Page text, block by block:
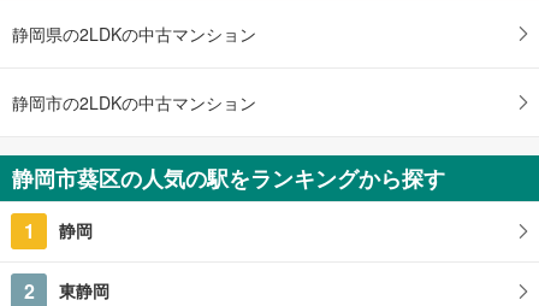
静岡県の2LDKの中古マンション
静岡市の2LDKの中古マンション
静岡市葵区の人気の駅をランキングから探す
1 静岡
2 東静岡